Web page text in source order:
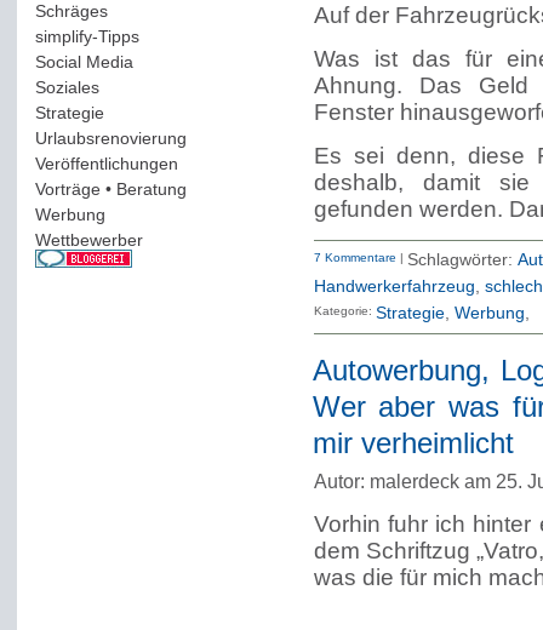
Schräges(161)
simplify-Tipps(123)
Social Media
Soziales(37)
Strategie(220)
Urlaubsrenovierung
Veröffentlichungen
Vorträge • Beratung
Werbung
Wettbewerber(61)
Auf der
Was ist das für
Ahnung. Das Geld
Fenster
Es sei denn, diese
deshalb, damit
gefunden werden.
7 Kommentare | Schlagwörter:
Handwerkerfahrzeug,
Kategorie: Strategie Werbung
Autowerbung,
Wer aber was
mir verheimlicht
Autor: malerdeck am 25.
Vorhin fuhr ich hinter
dem Schriftzug
was die für mich